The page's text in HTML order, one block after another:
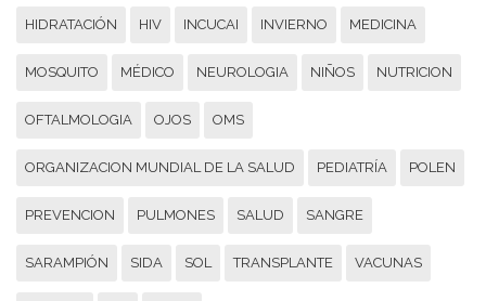
HIDRATACIÓN HIV INCUCAI INVIERNO MEDICINA
MOSQUITO MÉDICO NEUROLOGIA NIÑOS NUTRICION
OFTALMOLOGIA OJOS OMS
ORGANIZACION MUNDIAL DE LA SALUD PEDIATRÍA POLEN
PREVENCION PULMONES SALUD SANGRE
SARAMPIÓN SIDA SOL TRANSPLANTE VACUNAS